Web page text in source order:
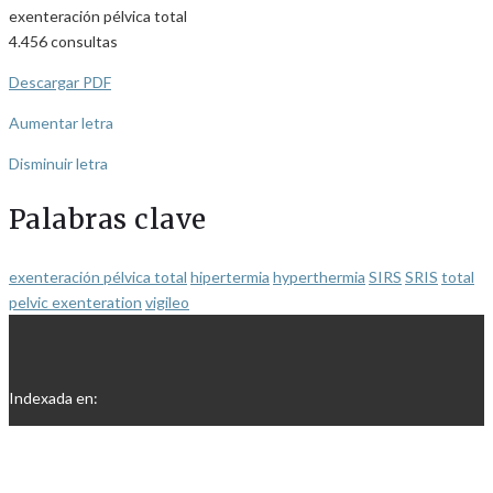
4.456consultas
Descargar PDF
Aumentar letra
Disminuir letra
Palabras clave
exenteración pélvica total hipertermia hyperthermia SIRS SRIS total
pelvic exenteration vigileo
Indexada en: